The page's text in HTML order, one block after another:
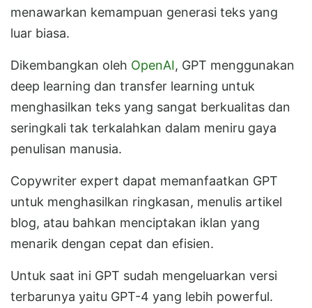
menawarkan kemampuan generasi teks yang
luar biasa.
Dikembangkan oleh OpenAI, GPT menggunakan
deep learning dan transfer learning untuk
menghasilkan teks yang sangat berkualitas dan
seringkali tak terkalahkan dalam meniru gaya
penulisan manusia.
Copywriter expert dapat memanfaatkan GPT
untuk menghasilkan ringkasan, menulis artikel
blog, atau bahkan menciptakan iklan yang
menarik dengan cepat dan efisien.
Untuk saat ini GPT sudah mengeluarkan versi
terbarunya yaitu GPT-4 yang lebih powerful.